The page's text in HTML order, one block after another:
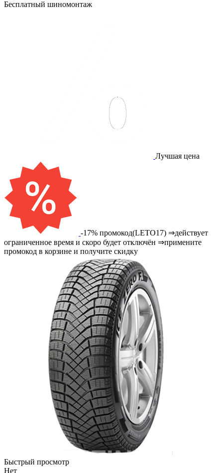
Бесплатный шиномонтаж
Лучшая цена
-17% промокод(LETO17) ⇒действует
ограниченное время и скоро будет отключён ⇒примените
промокод в корзине и получите скидку
Быстрый просмотр
Нет